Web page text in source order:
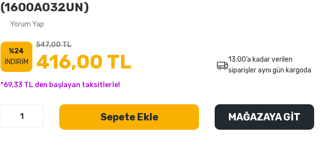
(1600A032UN)
Yorum Yap
%24
İNDİRİM
547,00 TL
416,00 TL
*69,33 TL den başlayan taksitlerle!
13:00’a kadar verilen
siparişler aynı gün kargoda
Sepete Ekle MAĞAZAYA GİT